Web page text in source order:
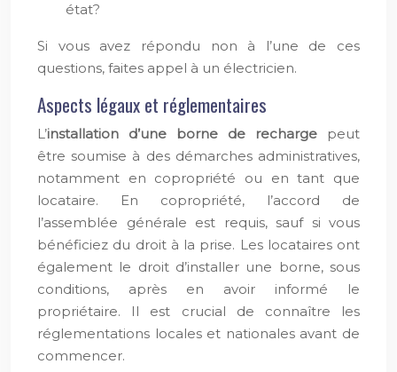
état?
Si vous avez répondu non à l’une de ces
questions, faites appel à un électricien.
Aspects légaux et réglementaires
L’installation d’une borne de recharge peut
être soumise à des démarches administratives,
notamment en copropriété ou en tant que
locataire. En copropriété, l’accord de
l’assemblée générale est requis, sauf si vous
bénéficiez du droit à la prise. Les locataires ont
également le droit d’installer une borne, sous
conditions, après en avoir informé le
propriétaire. Il est crucial de connaître les
réglementations locales et nationales avant de
commencer.